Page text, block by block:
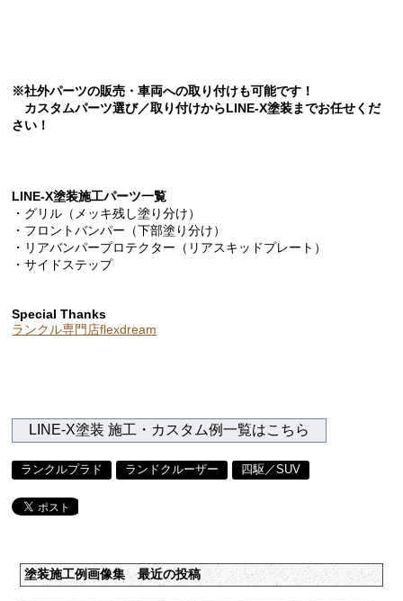
※社外パーツの販売・車両への取り付けも可能です！
カスタムパーツ選び／取り付けからLINE-X塗装までお任せくだ
さい！
LINE-X塗装施工パーツ一覧
・グリル（メッキ残し塗り分け）
・フロントバンパー（下部塗り分け）
・リアバンパープロテクター（リアスキッドプレート）
・サイドステップ
Special Thanks
ランクル専門店flexdream
LINE-X塗装 施工・カスタム例一覧はこちら
ランクルプラド ランドクルーザー 四駆／SUV
塗装施工例画像集 最近の投稿